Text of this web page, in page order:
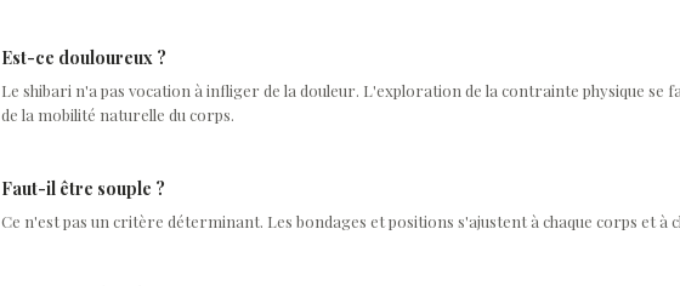
Est-ce douloureux ?
Le shibari n'a pas vocation à infliger de la douleur. L'exploration de la contrainte physique se
de la mobilité naturelle du corps.
Faut-il être souple ?
Ce n'est pas un critère déterminant. Les bondages et positions s'ajustent à chaque corps et à